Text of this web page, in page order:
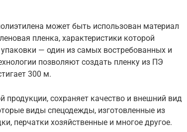
может быть использован материал
пленка, характеристики которой
— один из самых востребованных и
позволяют создать пленку из ПЭ
300 м.
продукции, сохраняет качество и внешний вид
виды спецодежды, изготовленные из
перчатки хозяйственные и многое другое.